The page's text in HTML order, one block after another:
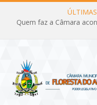
Quem faz a Câmara